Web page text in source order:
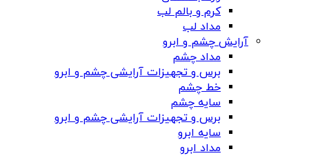
کرم و بالم لب
مداد لب
آرایش چشم و ابرو
مداد چشم
برس و تجهیزات آرایشی چشم و ابرو
خط چشم
سایه چشم
برس و تجهیزات آرایشی چشم و ابرو
سایه ابرو
مداد ابرو